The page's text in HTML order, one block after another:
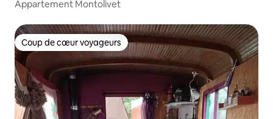
Appartement Montolivet
Coup de cœur voyageurs
Coup de cœur voyageurs